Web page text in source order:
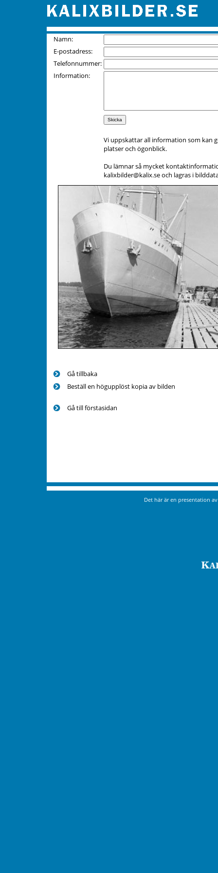
Namn:
E-postadress:
Telefonnummer:
Information:
Vi uppskattar all information som kan
platser och ögonblick.
Du lämnar så mycket
kalixbilder@kalix.se och lagras i
Gå tillbaka
Beställ en högupplöst kopia av bilden
Gå till förstasidan
Det här är en presentation